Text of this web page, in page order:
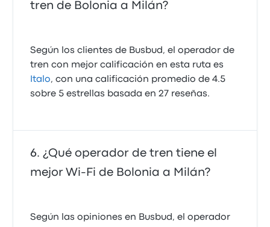
tren de Bolonia a Milán?
Según los clientes de Busbud, el operador de
tren con mejor calificación en esta ruta es
Italo, con una calificación promedio de 4.5
sobre 5 estrellas basada en 27 reseñas.
¿Qué operador de tren tiene el
mejor Wi-Fi de Bolonia a Milán?
Según las opiniones en Busbud, el operador